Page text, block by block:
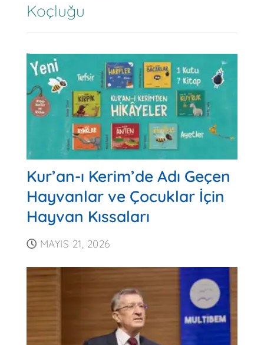
Koçluğu
Kur’an-ı Kerim’de Adı Geçen
Hayvanlar ve Çocuklar İçin
Hayvan Kıssaları
MAYIS 21, 2026